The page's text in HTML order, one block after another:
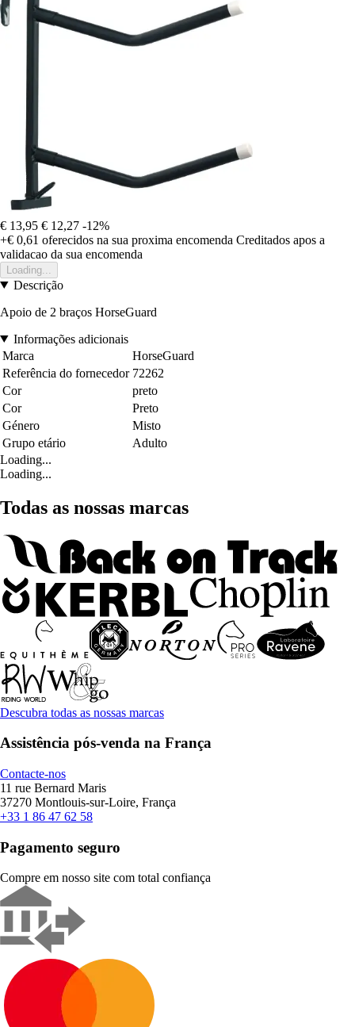
€ 13,95 € 12,27 -12%
+€ 0,61 oferecidos na sua proxima encomenda Creditados apos a
validacao da sua encomenda
Loading...
Descrição
Apoio de 2 braços HorseGuard
Informações adicionais
Marca
HorseGuard
Referência do fornecedor 72262
Cor
preto
Cor
Preto
Género
Misto
Grupo etário
Adulto
Loading...
Loading...
Todas as nossas marcas
Descubra todas as nossas marcas
Assistência pós-venda na França
Contacte-nos
11 rue Bernard Maris
37270 Montlouis-sur-Loire, França
+33 1 86 47 62 58
Pagamento seguro
Compre em nosso site com total confiança